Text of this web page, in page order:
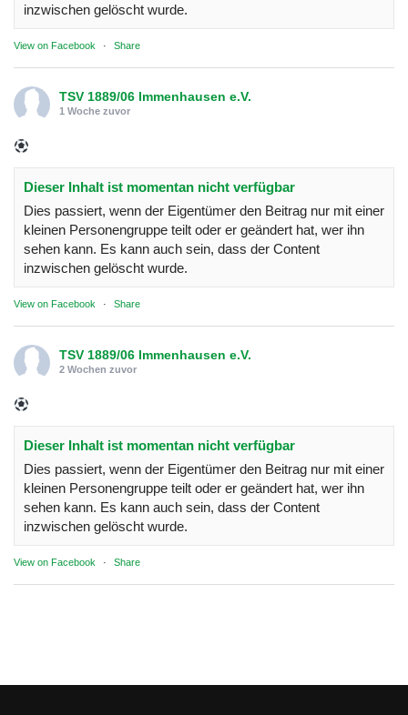
inzwischen gelöscht wurde.
View on Facebook · Share
TSV 1889/06 Immenhausen e.V.
1 Woche zuvor
Dieser Inhalt ist momentan nicht verfügbar
Dies passiert, wenn der Eigentümer den Beitrag nur mit einer
kleinen Personengruppe teilt oder er geändert hat, wer ihn
sehen kann. Es kann auch sein, dass der Content
inzwischen gelöscht wurde.
View on Facebook · Share
TSV 1889/06 Immenhausen e.V.
2 Wochen zuvor
Dieser Inhalt ist momentan nicht verfügbar
Dies passiert, wenn der Eigentümer den Beitrag nur mit einer
kleinen Personengruppe teilt oder er geändert hat, wer ihn
sehen kann. Es kann auch sein, dass der Content
inzwischen gelöscht wurde.
View on Facebook · Share